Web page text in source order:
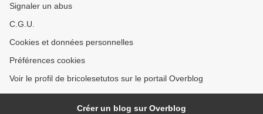
Signaler un abus
C.G.U.
Cookies et données personnelles
Préférences cookies
Voir le profil de bricolesetutos sur le portail Overblog
Créer un blog sur Overblog